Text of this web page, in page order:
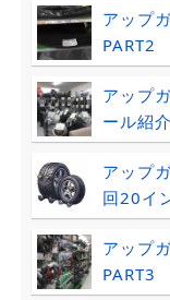
アップ
PART2
アップ
ール紹
アップ
回20イ
アップ
PART3